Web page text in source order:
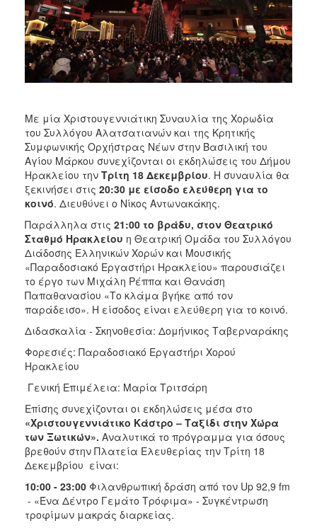
2010
2006
ΠΟΛΙΤΙΣΜΟΣ
ΑΝΘΕΚΤΙΚΗ
ΠΟΛΗ
Με μία Χριστουγεννιάτικη Συναυλία της Χορωδία
του Συλλόγου Αλατσατιανών και της Κρητικής
Συμφωνικής Ορχήστρας Νέων στην Βασιλική του
Αγίου Μάρκου συνεχίζονται οι εκδηλώσεις του Δήμου
Ηρακλείου την Τρίτη 18 Δεκεμβρίου. Η συναυλία θα
ξεκινήσει στις 20:30 με είσοδο ελεύθερη για το
κοινό. Διευθύνει ο Νίκος Αντωνακάκης.
Παράλληλα στις 21:00 το βράδυ, στον Θεατρικό
Σταθμό Ηρακλείου η Θεατρική Ομάδα του Συλλόγου
Διάδοσης Ελληνικών Χορών και Μουσικής
«Παραδοσιακό Εργαστήρι Ηρακλείου» παρουσιάζει
το έργο των Μιχάλη Ρέππα και Θανάση
Παπαθανασίου «Το κλάμα βγήκε από τον
παράδεισο». Η είσοδος είναι ελεύθερη για το κοινό.
Διδασκαλία - Σκηνοθεσία: Δομήνικος Ταβερναράκης
Φορεσιές: Παραδοσιακό Εργαστήρι Χορού
Ηρακλείου
Γενική Επιμέλεια: Μαρία Τριτσάρη
Επίσης συνεχίζονται οι εκδηλώσεις μέσα στο
«Χριστουγεννιάτικο Κάστρο – Ταξίδι στην Χώρα
των Ξωτικών». Αναλυτικά το πρόγραμμα για όσους
βρεθούν στην Πλατεία Ελευθερίας την Τρίτη 18
Δεκεμβρίου είναι:
10:00 - 23:00 Φιλανθρωπική δράση από τον Up 92,9 fm
- «Ένα Δέντρο Γεμάτο Τρόφιμα» - Συγκέντρωση
τροφίμων μακράς διαρκείας.